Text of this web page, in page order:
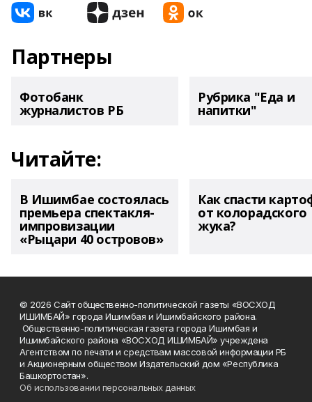
Партнеры
Фотобанк
журналистов РБ
Рубрика "Еда и
напитки"
Читайте:
В Ишимбае состоялась
премьера спектакля-
импровизации
«Рыцари 40 островов»
Как спасти
от колорадского
жука?
© 2026 Сайт общественно-политической газеты «ВОСХОД
ИШИМБАЙ» города Ишимбая и Ишимбайского района.
Общественно-политическая газета города Ишимбая и
Ишимбайского района «ВОСХОД ИШИМБАЙ» учреждена
Агентством по печати и средствам массовой информации РБ
и Акционерным обществом Издательский дом «Республика
Башкортостан».
Об использовании персональных данных